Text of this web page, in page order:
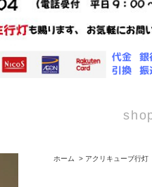
ホーム > アクリキューブ行灯